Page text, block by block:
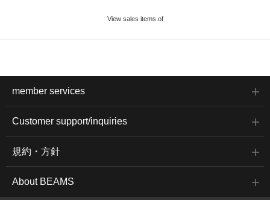
View sales items of
member services
Customer support/inquiries
規約・方針
About BEAMS